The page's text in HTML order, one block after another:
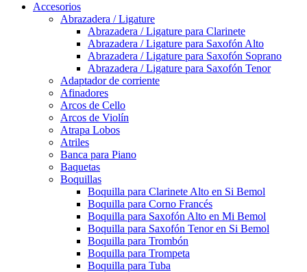
Accesorios
Abrazadera / Ligature
Abrazadera / Ligature para Clarinete
Abrazadera / Ligature para Saxofón Alto
Abrazadera / Ligature para Saxofón Soprano
Abrazadera / Ligature para Saxofón Tenor
Adaptador de corriente
Afinadores
Arcos de Cello
Arcos de Violín
Atrapa Lobos
Atriles
Banca para Piano
Baquetas
Boquillas
Boquilla para Clarinete Alto en Si Bemol
Boquilla para Corno Francés
Boquilla para Saxofón Alto en Mi Bemol
Boquilla para Saxofón Tenor en Si Bemol
Boquilla para Trombón
Boquilla para Trompeta
Boquilla para Tuba